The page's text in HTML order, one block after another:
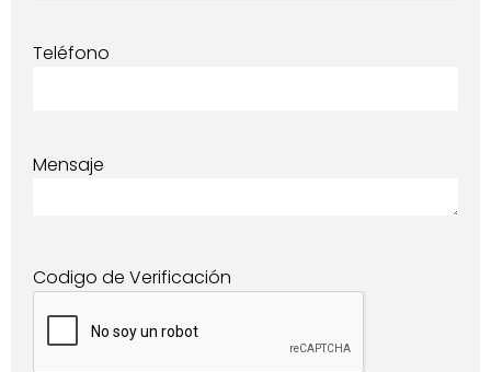
Teléfono
Mensaje
Codigo de Verificación